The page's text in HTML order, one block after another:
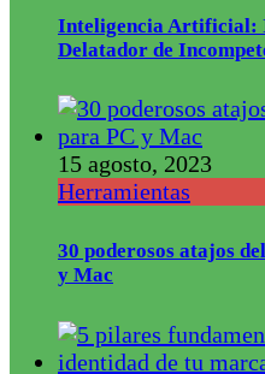
Inteligencia Artificial:
Delatador de
15 agosto, 2023
Herramientas
30 poderosos atajos
y Mac